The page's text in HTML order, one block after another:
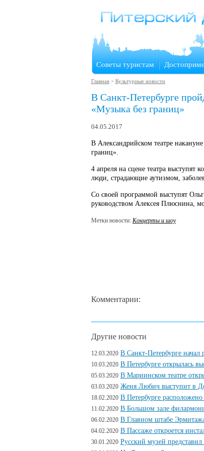
Советы туристам
Главная > Культурные новости
В Санкт-Петербурге
«Музыка без границ»
04.05.2017
В Александрийском театре
границ».
4 апреля на сцене театра
люди, страдающие аутизмом,
Со своей программой выступят
руководством Алексея Плюснина,
Метки новости: Концерты и шоу
Комментарии:
Другие новости
12.03.2020 В Санкт-Петербурге
10.03.2020 В Петербурге открылась
05.03.2020 В Мариинском театре
03.03.2020 Женя Любич выступит в
18.02.2020 В Петербурге
11.02.2020 В Большом зале
06.02.2020 В Главном штабе
04.02.2020 В Пассаже откроется
30.01.2020 Русский музей